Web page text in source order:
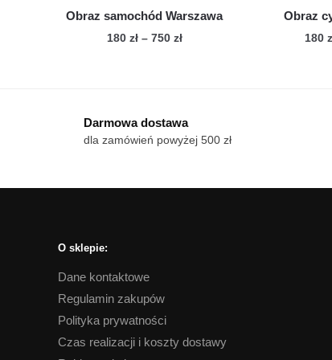
Obraz samochód Warszawa
180 zł – 750 złZakres
750 zł
wiele
wariantów.
można
Obraz
180
Darmowa dostawa
dla zamówień powyżej 500 zł
O sklepie:
Dane kontaktowe
Regulamin zakupów
Polityka prywatności
Czas realizacji i koszty dostawy